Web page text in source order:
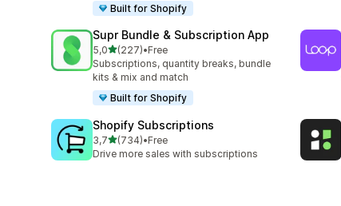
Built for Shopify
Supr Bundle & Subscription App
5,0de 5 estrelas
(227)
227 total de avaliações
•Free
Subscriptions, quantity breaks, bundle
kits & mix and match
Built for Shopify
Shopify Subscriptions
3,7de 5 estrelas
(734)
734 total de avaliações
•Free
Drive more sales with subscriptions